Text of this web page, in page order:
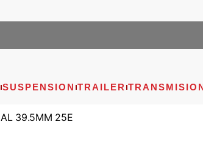
SUSPENSION TRAILER
39.5MM 25E